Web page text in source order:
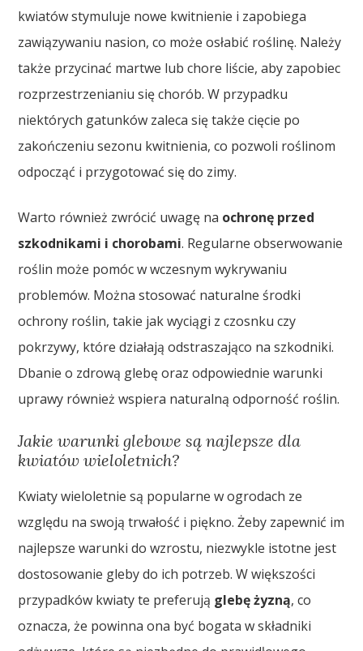
kwiatów stymuluje nowe kwitnienie i zapobiega
zawiązywaniu nasion, co może osłabić roślinę. Należy
także przycinać martwe lub chore liście, aby zapobiec
rozprzestrzenianiu się chorób. W przypadku
niektórych gatunków zaleca się także cięcie po
zakończeniu sezonu kwitnienia, co pozwoli roślinom
odpocząć i przygotować się do zimy.
Warto również zwrócić uwagę na ochronę przed
szkodnikami i chorobami. Regularne obserwowanie
roślin może pomóc w wczesnym wykrywaniu
problemów. Można stosować naturalne środki
ochrony roślin, takie jak wyciągi z czosnku czy
pokrzywy, które działają odstraszająco na szkodniki.
Dbanie o zdrową glebę oraz odpowiednie warunki
uprawy również wspiera naturalną odporność roślin.
Jakie warunki glebowe są najlepsze dla
kwiatów wieloletnich?
Kwiaty wieloletnie są popularne w ogrodach ze
względu na swoją trwałość i piękno. Żeby zapewnić im
najlepsze warunki do wzrostu, niezwykle istotne jest
dostosowanie gleby do ich potrzeb. W większości
przypadków kwiaty te preferują glebę żyzną, co
oznacza, że powinna ona być bogata w składniki